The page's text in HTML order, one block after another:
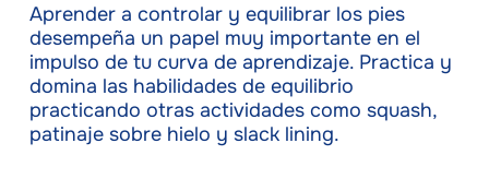
Aprender a controlar y equilibrar los pies
desempeña un papel muy importante en el
impulso de tu curva de aprendizaje. Practica y
domina las habilidades de equilibrio
practicando otras actividades como squash,
patinaje sobre hielo y slack lining.